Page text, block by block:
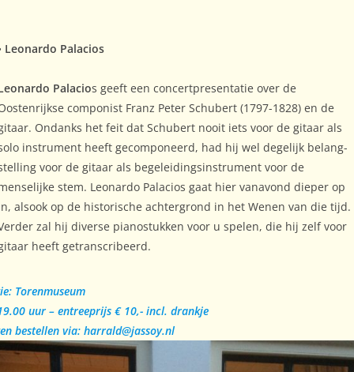
Leonardo Palacios
Palacios geeft een concertpresentatie over de
componist Franz Peter Schubert (1797-1828) en de
Ondanks het feit dat Schubert nooit iets voor de gitaar als
instrument heeft gecomponeerd, had hij wel degelijk belang­
voor de gitaar als begeleidingsinstrument voor de
stem. Leonardo Palacios gaat hier vanavond dieper op
alsook op de historische achtergrond in het Wenen van die tijd.
zal hij diverse pianostukken voor u spelen, die hij zelf voor
heeft getranscribeerd.
Torenmuseum
uur – entreeprijs € 10,- incl. drankje
bestellen via: harrald@jassoy.nl